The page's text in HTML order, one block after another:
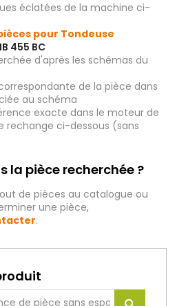
éclatées de la machine ci-
pour Tondeuse
455 BC
d'après les schémas du
de la pièce dans
au schéma
exacte dans le moteur de
rechange ci-dessous (sans
la pièce recherchée ?
de pièces au catalogue ou
une pièce,
.